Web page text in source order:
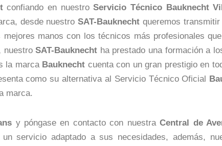
confiando en nuestroServicio Técnico Bauknecht
desde nuestroSAT-Bauknecht queremos
mejores manos con los técnicos más profesionales
nuestroSAT-Bauknecht ha prestado una formación a
la marca Bauknecht cuenta con un gran prestigio en
como su alternativa al Servicio Técnico Oficial
marca.
y póngase en contacto con nuestraCentral de
servicio adaptado a sus necesidades, además,